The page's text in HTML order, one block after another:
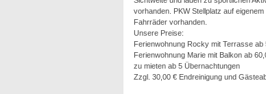
vorhanden. PKW Stellplatz auf
Fahrräder vorhanden.
Unsere Preise:
Ferienwohnung Rocky mit Terrasse ab
Ferienwohnung Marie mit Balkon ab
zu mieten ab 5 Übernachtungen
Zzgl. 30,00 € Endreinigung und